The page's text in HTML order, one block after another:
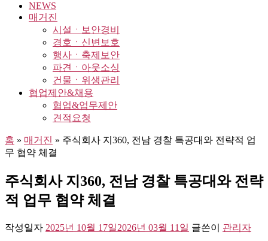
NEWS
매거진
시설ㆍ보안경비
경호ㆍ신변보호
행사ㆍ축제보안
파견ㆍ아웃소싱
건물ㆍ위생관리
협업제안&채용
협업&업무제안
견적요청
홈 » 매거진 » 주식회사 지360, 전남 경찰 특공대와 전략적 업
무 협약 체결
주식회사 지360, 전남 경찰 특공대와 전략
적 업무 협약 체결
작성일자 2025년 10월 17일2026년 03월 11일 글쓴이 관리자